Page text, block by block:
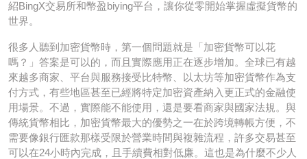
紹BingX交易所和幣盈biying平台，讓你從零開始掌握虛擬貨幣的
世界。
很多人聽到加密貨幣時，第一個問題就是「加密貨幣可以花
嗎？」答案是可以的，而且實際應用正在逐步增加。全球已有越
來越多商家、平台與服務接受比特幣、以太坊等加密貨幣作為支
付方式，有些地區甚至已經將特定加密資產納入更正式的金融使
用場景。不過，實際能不能使用，還是要看商家與國家法規。與
傳統貨幣相比，加密貨幣最大的優勢之一在於跨境轉帳方便，不
需要像銀行匯款那樣受限於營業時間與複雜流程，許多交易甚至
可以在24小時內完成，且手續費相對低廉。這也是為什麼不少人